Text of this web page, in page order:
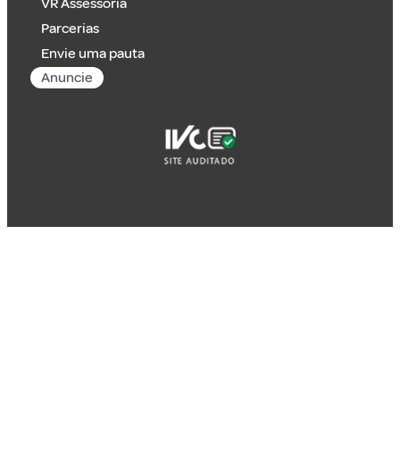
Parcerias
Envie uma pauta
Anuncie